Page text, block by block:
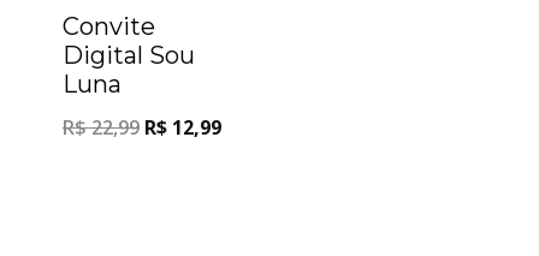
Convite
Digital Sou
Luna
R$22,99 R$ 12,99